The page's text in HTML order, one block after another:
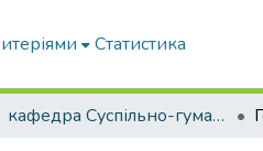
Статистика
кафедра Суспільно-гуманітарні науки